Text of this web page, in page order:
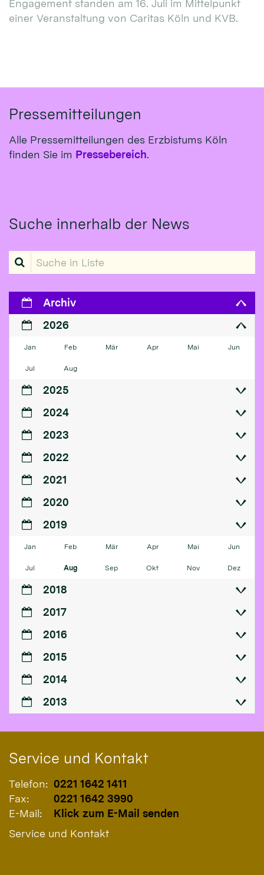
Engagement standen am 16. Juli im Mittelpunkt
einer Veranstaltung von Caritas Köln und KVB.
Pressemitteilungen
Alle Pressemitteilungen des Erzbistums Köln
finden Sie im Pressebereich.
Suche innerhalb der News
Suche in Liste
Archiv
2026
Jan Feb Mär Apr Mai Jun
Jul Aug
2025
2024
2023
2022
2021
2020
2019
Jan Feb Mär Apr Mai Jun
Jul Aug Sep Okt Nov Dez
2018
2017
2016
2015
2014
2013
Service und Kontakt
Telefon: 0221 1642 1411
Fax:
0221 1642 3990
E-Mail:
Klick zum E-Mail senden
Service und Kontakt